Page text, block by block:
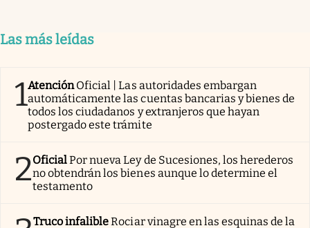
Las más leídas
1AtenciónOficial | Las autoridades embargan
automáticamente las cuentas bancarias y bienes de
todos los ciudadanos y extranjeros que hayan
postergado este trámite
2OficialPor nueva Ley de Sucesiones, los herederos
no obtendrán los bienes aunque lo determine el
testamento
Truco infalibleRociar vinagre en las esquinas de la